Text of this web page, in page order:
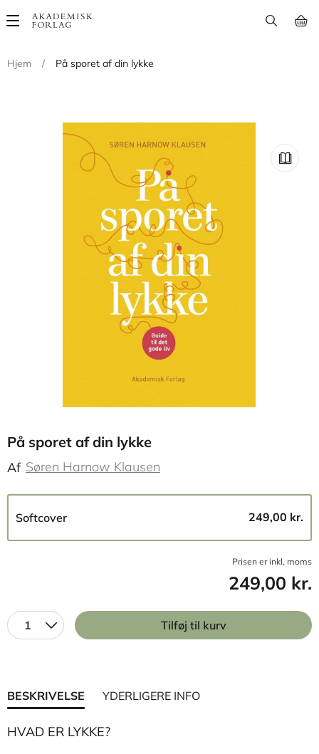
Main
Hjem
/ På sporet af din lykke
På sporet af din lykke
Af Søren Harnow Klausen
Softcover 249,00 kr.
Prisen er inkl, moms
249,00 kr.
1 Tilføj til kurv
BESKRIVELSE YDERLIGERE INFO
HVAD ER LYKKE?